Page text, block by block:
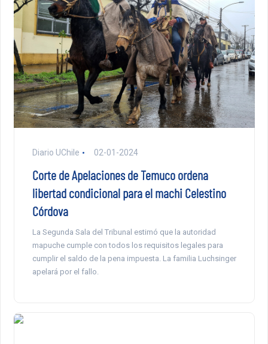
Diario UChile 02-01-2024
Corte de Apelaciones de Temuco ordena
libertad condicional para el machi Celestino
Córdova
La Segunda Sala del Tribunal estimó que la autoridad
mapuche cumple con todos los requisitos legales para
cumplir el saldo de la pena impuesta. La familia Luchsinger
apelará por el fallo.